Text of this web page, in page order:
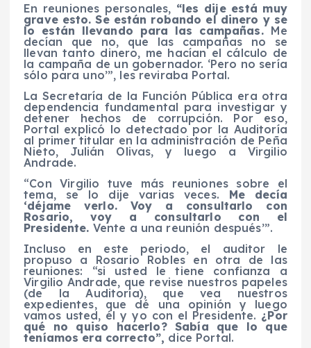
En reuniones personales, “les dije está muy
grave esto. Se están robando el dinero y se
lo están llevando para las campañas.Me
decían que no, que las campañas no se
llevan tanto dinero, me hacían el cálculo de
la campaña de un gobernador. ‘Pero no sería
sólo para uno’”, les reviraba Portal.
La Secretaría de la Función Pública era otra
dependencia fundamental para investigar y
detener hechos de corrupción. Por eso,
Portal explicó lo detectado por la Auditoría
al primer titular en la administración de Peña
Nieto, Julián Olivas, y luego a Virgilio
Andrade.
“Con Virgilio tuve más reuniones sobre el
tema, se lo dije varias veces. Me decía
‘déjame verlo. Voy a consultarlo con
Rosario, voy a consultarlo con el
Presidente. Vente a una reunión después’”.
Incluso en este periodo, el auditor le
propuso a Rosario Robles en otra de las
reuniones: “si usted le tiene confianza a
Virgilio Andrade, que revise nuestros papeles
(de la Auditoría), que vea nuestros
expedientes, que dé una opinión y luego
vamos usted, él y yo con el Presidente. ¿Por
qué no quiso hacerlo? Sabía que lo que
teníamos era correcto”, dice Portal.